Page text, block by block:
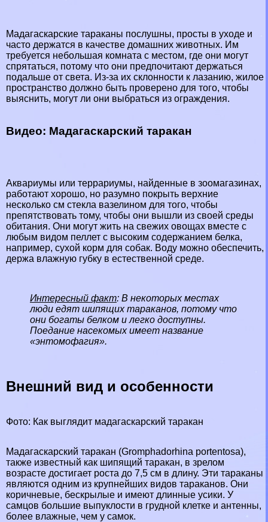
Мадагаскарские таpaканы послушны, просты в уходе и
часто держатся в качестве домашних животных. Им
требуется небольшая комната с местом, где они могут
спрятаться, потому что они предпочитают держаться
подальше от света. Из-за их склонности к лазанию, жилое
прострaнcтво должно быть проверено для того, чтобы
выяснить, могут ли они выбраться из ограждения.
Видео: Мадагаскарский таpaкан
Аквариумы или террариумы, найденные в зоомагазинах,
работают хорошо, но разумно покрыть верхние
несколько см стекла вазелином для того, чтобы
препятствовать тому, чтобы они вышли из своей среды
обитания. Они могут жить на свежих овощах вместе с
любым видом пеллет с высоким содержанием белка,
например, сухой корм для собак. Воду можно обеспечить,
держа влажную губку в естественной среде.
Интересный факт: В некоторых местах
люди едят шипящих таpaканов, потому что
они богаты белком и легко доступны.
Поедание насекомых имеет название
«энтомофагия».
Внешний вид и особенности
Фото: Как выглядит мадагаскарский таpaкан
Мадагаскарский таpaкан (Gromphadorhina portentosa),
также известный как шипящий таpaкан, в зрелом
возрасте достигает роста до 7,5 см в длину. Эти таpaканы
являются одним из крупнейших видов таpaканов. Они
коричневые, бескрылые и имеют длинные усики. У
самцов большие выпуклости в грудной клетке и антенны,
более влажные, чем у самок.